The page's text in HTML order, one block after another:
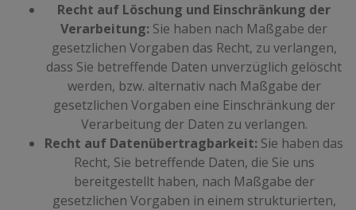
Recht auf Löschung und Einschränkung der
Verarbeitung: Sie haben nach Maßgabe der
gesetzlichen Vorgaben das Recht, zu verlangen,
dass Sie betreffende Daten unverzüglich gelöscht
werden, bzw. alternativ nach Maßgabe der
gesetzlichen Vorgaben eine Einschränkung der
Verarbeitung der Daten zu verlangen.
Recht auf Datenübertragbarkeit: Sie haben das
Recht, Sie betreffende Daten, die Sie uns
bereitgestellt haben, nach Maßgabe der
gesetzlichen Vorgaben in einem strukturierten,